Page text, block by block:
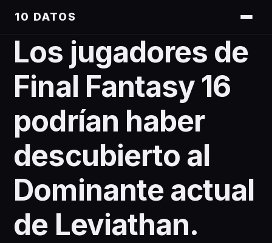
10 DATOS
Los jugadores de
Final Fantasy 16
podrían haber
descubierto al
Dominante actual
de Leviathan.